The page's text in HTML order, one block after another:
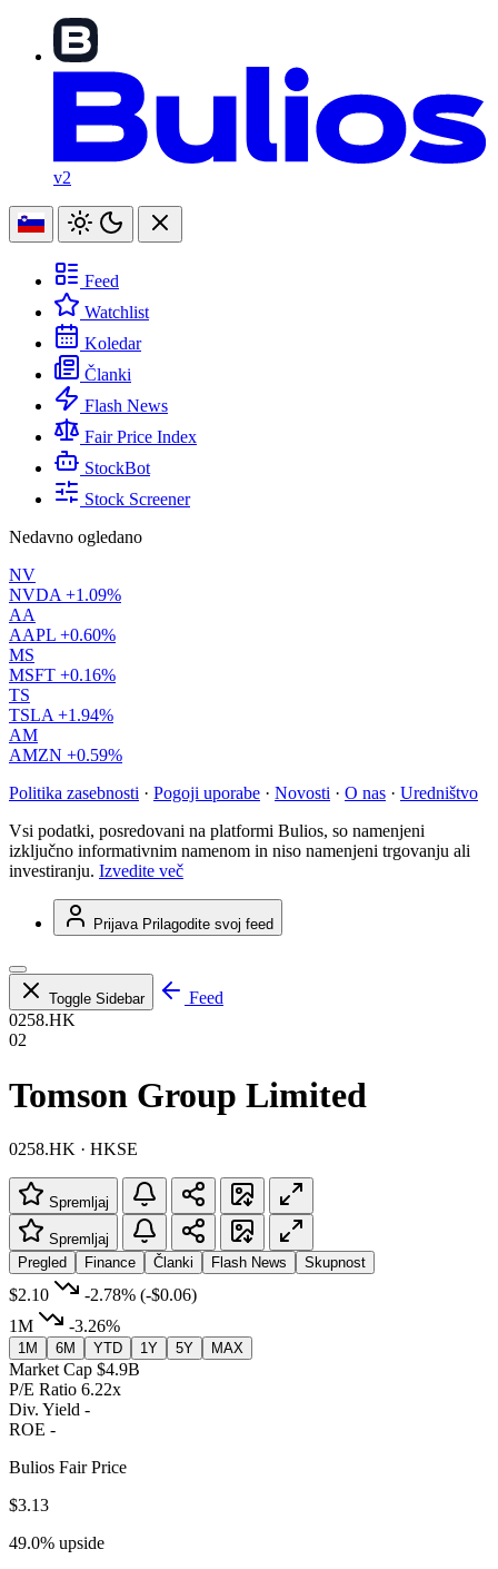
v2
Feed
Watchlist
Koledar
Članki
Flash News
Fair Price Index
StockBot
Stock Screener
Nedavno ogledano
NV
NVDA +1.09%
AA
AAPL +0.60%
MS
MSFT +0.16%
TS
TSLA +1.94%
AM
AMZN +0.59%
Politika zasebnosti · Pogoji uporabe · Novosti · O nas · Uredništvo
Vsi podatki, posredovani na platformi Bulios, so namenjeni
izključno informativnim namenom in niso namenjeni trgovanju ali
investiranju. Izvedite več
Prijava Prilagodite svoj feed
Toggle Sidebar
Feed
0258.HK
02
Tomson Group Limited
0258.HK · HKSE
Spremljaj
Spremljaj
Pregled
Finance Članki Flash News Skupnost
$2.10 -2.78% (-$0.06)
1M
-3.26%
1M 6M YTD 1Y 5Y MAX
Market Cap $4.9B
P/E Ratio 6.22x
Div. Yield -
ROE -
Bulios Fair Price
$3.13
49.0% upside